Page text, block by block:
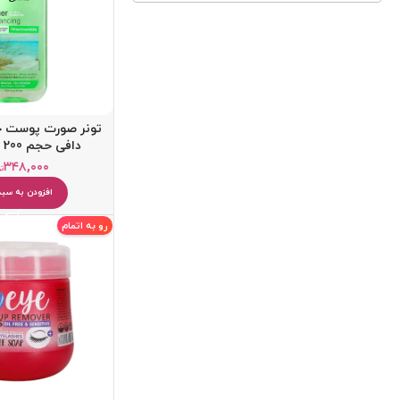
دستمال مرطوب آرایشی
تونر صورت پوست
دافی حجم 200 میلی لیتر
۳۴۸,۰۰۰
افزودن به
رو به اتمام